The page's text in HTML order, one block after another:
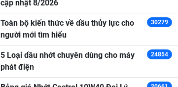
cập nhật 8/2026
Toàn bộ kiến thức về dầu thủy lực cho
người mới tìm hiểu
30279
5 Loại dầu nhớt chuyên dùng cho máy
phát điện
24854